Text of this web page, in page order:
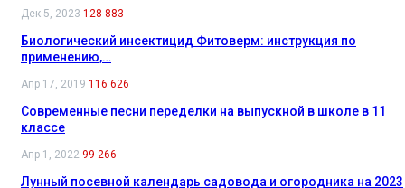
Дек 5, 2023 128 883
Биологический инсектицид Фитоверм: инструкция по
применению,…
Апр 17, 2019 116 626
Современные песни переделки на выпускной в школе в 11
классе
Апр 1, 2022 99 266
Лунный посевной календарь садовода и огородника на 2023